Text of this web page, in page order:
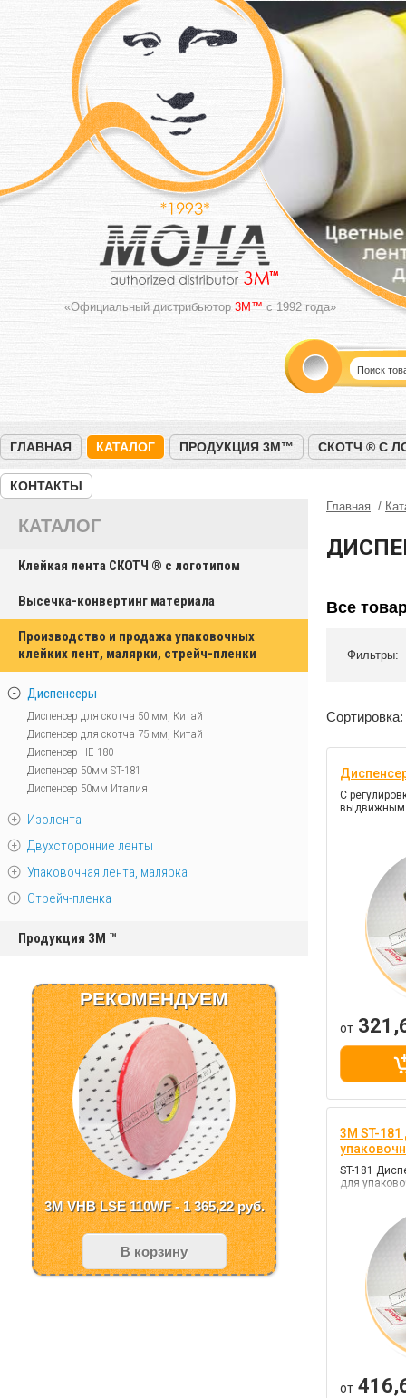
«Официальный дистрибьютор 3M™ с 1992 года»
ГЛАВНАЯ КАТАЛОГ ПРОДУКЦИЯ 3M™ СКОТЧ ® С
КОНТАКТЫ
Главная
Все
Фильтры:
Сортировка:
С
от
3M ST-
ST-181
для
от
КАТАЛОГ
Клейкая лента СКОТЧ ® с логотипом
Высечка-конвертинг материала
Производство и продажа упаковочных
клейких лент, малярки, стрейч-пленки
Диспенсеры
Диспенсер для скотча 50 мм, Китай
Диспенсер для скотча 75 мм, Китай
Диспенсер HE-180
Диспенсер 50мм ST-181
Диспенсер 50мм Италия
Изолента
Двухсторонние ленты
Упаковочная лента, малярка
Стрейч-пленка
Продукция 3M ™
РЕКОМЕНДУЕМ
3M VHB LSE 110WF - 1 365,22руб.
В корзину